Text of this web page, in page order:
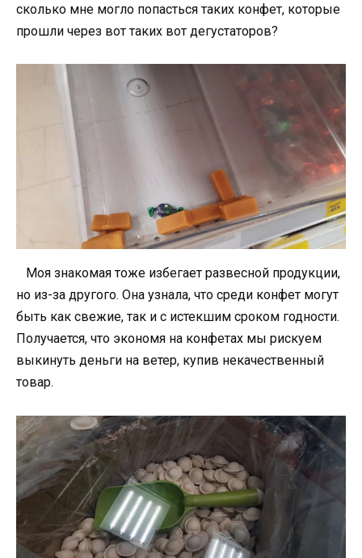
сколько мне могло попасться таких конфет, которые
прошли через вот таких вот дегустаторов?
Моя знакомая тоже избегает развесной продукции,
но из-за другого. Она узнала, что среди конфет могут
быть как свежие, так и с истекшим сроком годности.
Получается, что экономя на конфетах мы рискуем
выкинуть деньги на ветер, купив некачественный
товар.